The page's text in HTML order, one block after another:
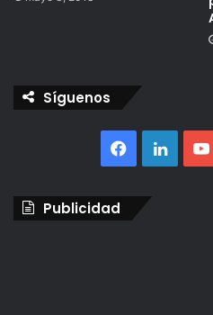
Síguenos
Facebook
Publicidad